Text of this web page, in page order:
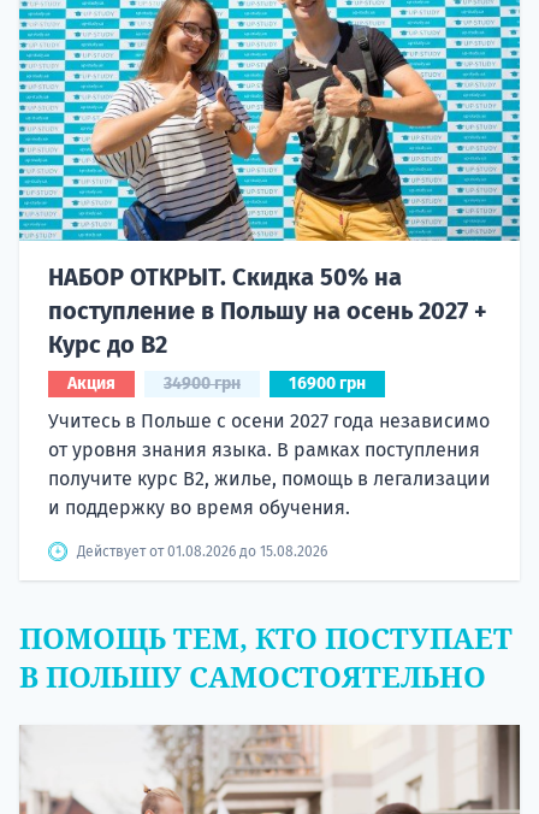
НАБОР ОТКРЫТ. Скидка 50% на
поступление в Польшу на осень 2027 +
Курс до B2
Акция 34900 грн 16900 грн
Учитесь в Польше с осени 2027 года независимо
от уровня знания языка. В рамках поступления
получите курс B2, жилье, помощь в легализации
и поддержку во время обучения.
Действует от 01.08.2026 до 15.08.2026
ПОМОЩЬ ТЕМ, КТО ПОСТУПАЕТ
В ПОЛЬШУ САМОСТОЯТЕЛЬНО